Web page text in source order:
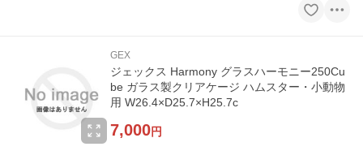
GEX
ジェックス Harmony グラスハーモニー250Cu
be ガラス製クリアケージ ハムスター・小動物
用 W26.4×D25.7×H25.7c
7,000円